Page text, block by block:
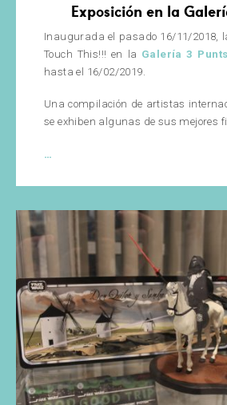
Exposición en la
Inaugurada el pasado 16/11/2018,
Touch This!!! en la Galería 3 Punts
hasta el 16/02/2019.
Una compilación de artistas
se exhiben algunas de sus mejores
…
This
!!!
International
Sculpture
Show